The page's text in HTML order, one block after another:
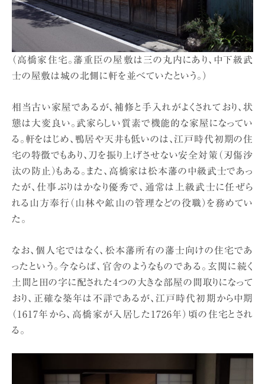
（高橋家住宅。藩重臣の屋敷は三の丸内にあり、中下級武
士の屋敷は城の北側に軒を並べていたという。）
相当古い家屋であるが、補修と手入れがよくされており、状
態は大変良い。武家らしい質素で機能的な家屋になってい
る。軒をはじめ、鴨居や天井も低いのは、江戸時代初期の住
宅の特徴でもあり、刀を振り上げさせない安全対策（刃傷沙
汰の防止）もある。また、高橋家は松本藩の中級武士であっ
たが、仕事ぶりはかなり優秀で、通常は上級武士に任ぜら
れる山方奉行（山林や鉱山の管理などの役職）を務めてい
た。
なお、個人宅ではなく、松本藩所有の藩士向けの住宅であ
ったという。今ならば、官舎のようなものである。玄関に続く
土間と田の字に配された4つの大きな部屋の間取りになって
おり、正確な築年は不詳であるが、江戸時代初期から中期
（1617年から、高橋家が入居した1726年）頃の住宅とされ
る。